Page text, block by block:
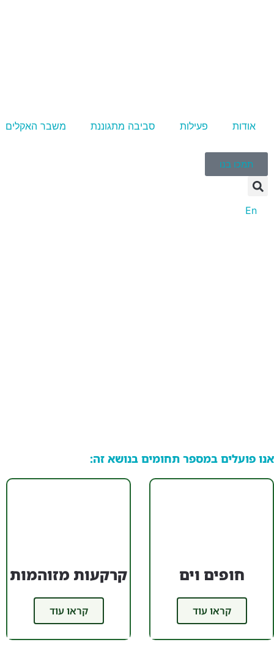
אודות פעילות סביבה מתגוננת משבר האקלים
תמכו בנו
En
אנו פועלים במספר תחומים בנושא זה:
חופים וים
קראו עוד
קרקעות מזוהמות
קראו עוד